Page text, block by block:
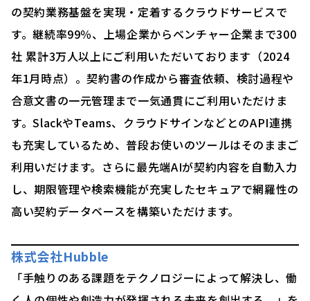
の契約業務基盤を実現・定着するクラウドサービスで
す。継続率99％、上場企業からベンチャー企業まで300
社 累計3万人以上にご利用いただいております（2024
年1月時点）。契約書の作成から審査依頼、検討過程や
合意文書の一元管理まで一気通貫にご利用いただけま
す。SlackやTeams、クラウドサインなどとのAPI連携
も充実しているため、普段お使いのツールはそのままご
利用いだけます。さらに最先端AIが契約内容を自動入力
し、期限管理や検索機能が充実したセキュアで網羅性の
高い契約データベースを構築いただけます。
株式会社Hubble
「手触りのある課題をテクノロジーによって解決し、働